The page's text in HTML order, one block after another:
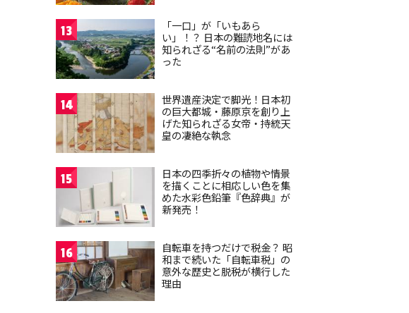
13
「一口」が「いもあら
い」！？ 日本の難読地名には
知られざる“名前の法則”があ
った
14
世界遺産決定で脚光！日本初
の巨大都城・藤原京を創り上
げた知られざる女帝・持統天
皇の凄絶な執念
15
日本の四季折々の植物や情景
を描くことに相応しい色を集
めた水彩色鉛筆『色辞典』が
新発売！
16
自転車を持つだけで税金？ 昭
和まで続いた「自転車税」の
意外な歴史と脱税が横行した
理由